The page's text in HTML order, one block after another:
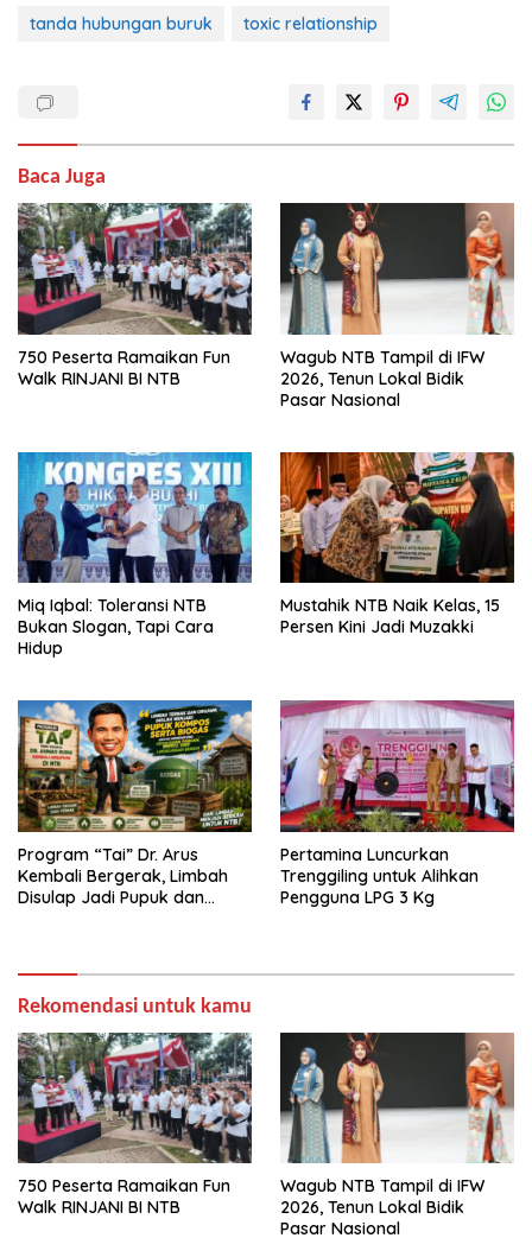
tanda hubungan buruk toxic relationship
Baca Juga
750 Peserta Ramaikan Fun
Walk RINJANI BI NTB
Wagub NTB Tampil di IFW
2026, Tenun Lokal Bidik
Pasar Nasional
Miq Iqbal: Toleransi NTB
Bukan Slogan, Tapi Cara
Hidup
Mustahik NTB Naik Kelas, 15
Persen Kini Jadi Muzakki
Program “Tai” Dr. Arus
Kembali Bergerak, Limbah
Disulap Jadi Pupuk dan
Pertamina Luncurkan
Trenggiling untuk Alihkan
Pengguna LPG 3 Kg
Rekomendasi untuk kamu
750 Peserta Ramaikan Fun
Walk RINJANI BI NTB
Wagub NTB Tampil di IFW
2026, Tenun Lokal Bidik
Pasar Nasional